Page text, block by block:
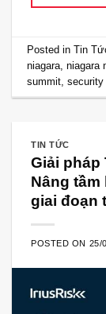
Posted inTin
niagara,niagara
summit,security
TIN TỨC
Giải pháp
Nâng
giai đoạn
POSTED ON 25/